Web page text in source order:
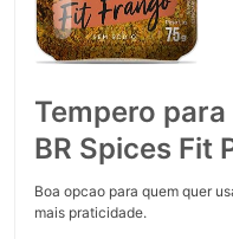
Tempero
BR Spices Fit
Boa opcao para quem quer
mais praticidade.